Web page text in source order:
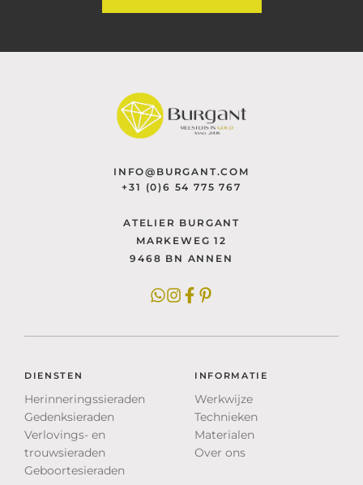
INFO@BURGANT.COM
+31 (0)6 54 775 767
ATELIER BURGANT
MARKEWEG 12
9468 BN ANNEN
DIENSTEN
Herinneringssieraden
Gedenksieraden
Verlovings- en
trouwsieraden
Geboortesieraden
INFORMATIE
Werkwijze
Technieken
Materialen
Over ons